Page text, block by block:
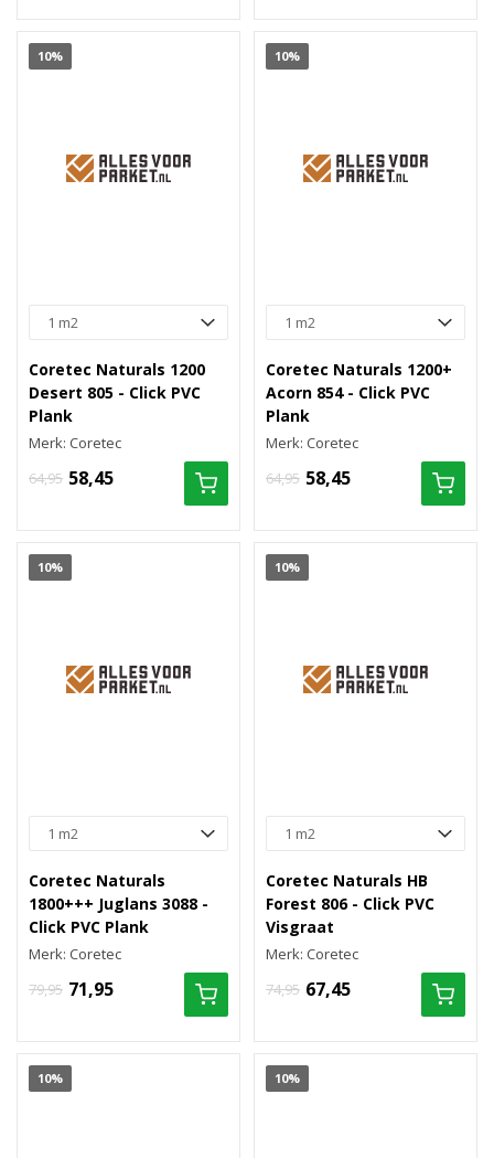
10%
Coretec Naturals 1200
Desert 805 - Click PVC
Plank
Merk: Coretec
64,95 58,45
10%
Coretec Naturals 1200+
Acorn 854 - Click PVC
Plank
Merk: Coretec
64,95 58,45
10%
Coretec Naturals
1800+++ Juglans 3088 -
Click PVC Plank
Merk: Coretec
79,95 71,95
10%
Coretec Naturals HB
Forest 806 - Click PVC
Visgraat
Merk: Coretec
74,95 67,45
10% 10%